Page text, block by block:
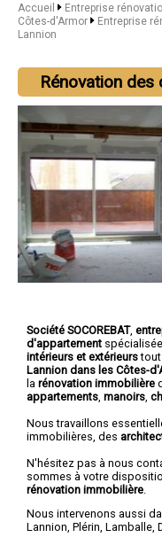
Accueil
Entreprise
Côtes-d'Armor
Entreprise
Lannion
Rénovation
Société SOCOREBAT,
d'appartement
intérieurs et extérieurs
Lannion dans les Côtes-
la rénovation immobilière
appartements manoirs
Nous travaillons
immobilières, des
N'hésitez pas à nous
sommes à votre
rénovation immobilière
Nous intervenons aussi
Lannion, Plérin, Lamballe,